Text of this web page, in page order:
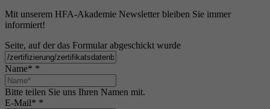
Mit unserem HFA-Akademie Newsletter bleiben Sie immer
informiert!
Seite, auf der das Formular abgeschickt wurde
Name* *
Bitte teilen Sie uns Ihren Namen mit.
E-Mail* *